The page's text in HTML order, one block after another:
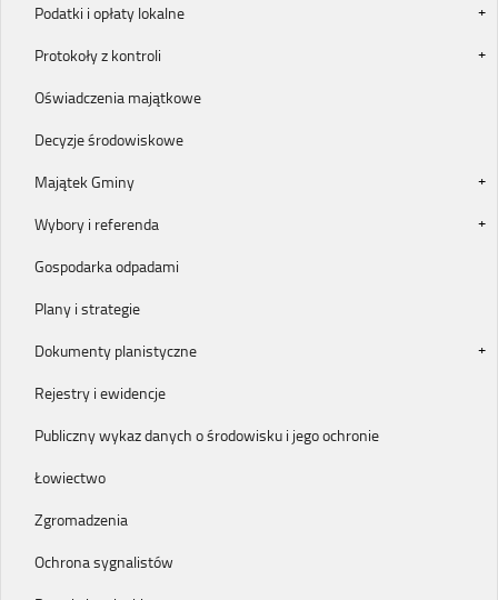
Podatki i opłaty lokalne
Protokoły z kontroli
Oświadczenia majątkowe
Decyzje środowiskowe
Majątek Gminy
Wybory i referenda
Gospodarka odpadami
Plany i strategie
Dokumenty planistyczne
Rejestry i ewidencje
Publiczny wykaz danych o środowisku i jego ochronie
Łowiectwo
Zgromadzenia
Ochrona sygnalistów